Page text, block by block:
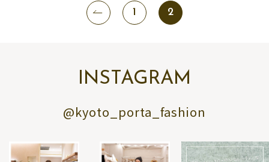
1 2
INSTAGRAM
@kyoto_porta_fashion